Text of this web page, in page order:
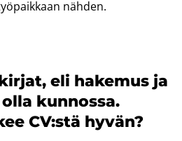
näh­den.
eli ha­ke­mus ja
kun­nos­sa.
CV:stä hyvän?